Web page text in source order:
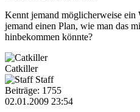
Kennt jemand möglicherweise ein
jemand einen Plan, wie man das
hinbekommen könnte?
Catkiller
Staff
Beiträge: 1755
02.01.2009 23:54